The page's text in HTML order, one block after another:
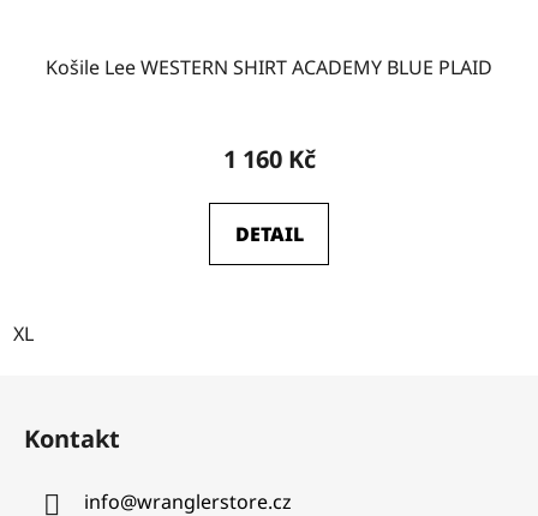
Košile Lee WESTERN SHIRT ACADEMY BLUE PLAID
1 160 Kč
DETAIL
XL
Kontakt
info@wranglerstore.cz